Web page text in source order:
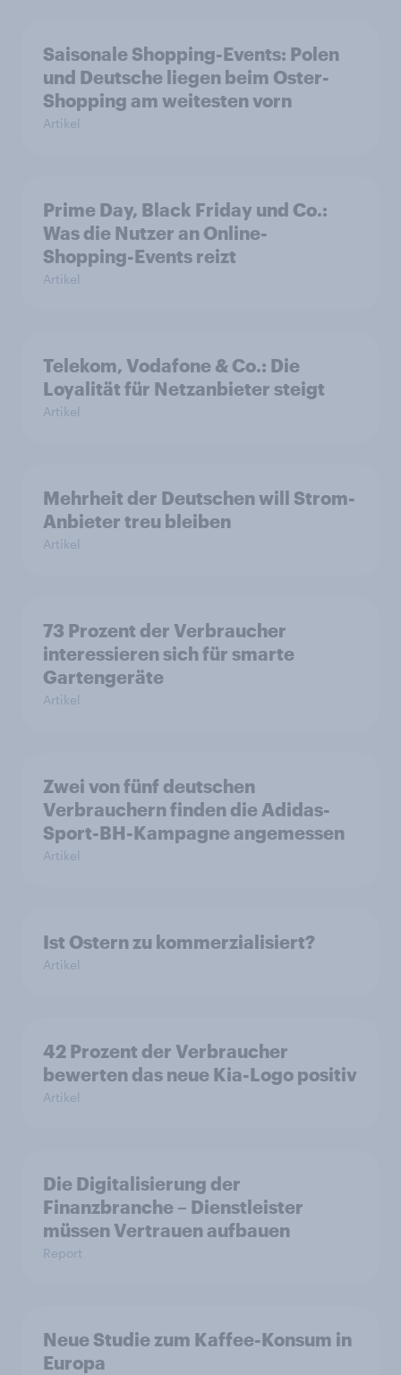
Saisonale Shopping-Events: Polen
und Deutsche liegen beim Oster-
Shopping am weitesten vorn
Artikel
Prime Day, Black Friday und Co.:
Was die Nutzer an Online-
Shopping-Events reizt
Artikel
Telekom, Vodafone & Co.: Die
Loyalität für Netzanbieter steigt
Artikel
Mehrheit der Deutschen will Strom-
Anbieter treu bleiben
Artikel
73 Prozent der Verbraucher
interessieren sich für smarte
Gartengeräte
Artikel
Zwei von fünf deutschen
Verbrauchern finden die Adidas-
Sport-BH-Kampagne angemessen
Artikel
Ist Ostern zu kommerzialisiert?
Artikel
42 Prozent der Verbraucher
bewerten das neue Kia-Logo positiv
Artikel
Die Digitalisierung der
Finanzbranche – Dienstleister
müssen Vertrauen aufbauen
Report
Neue Studie zum Kaffee-Konsum in
Europa